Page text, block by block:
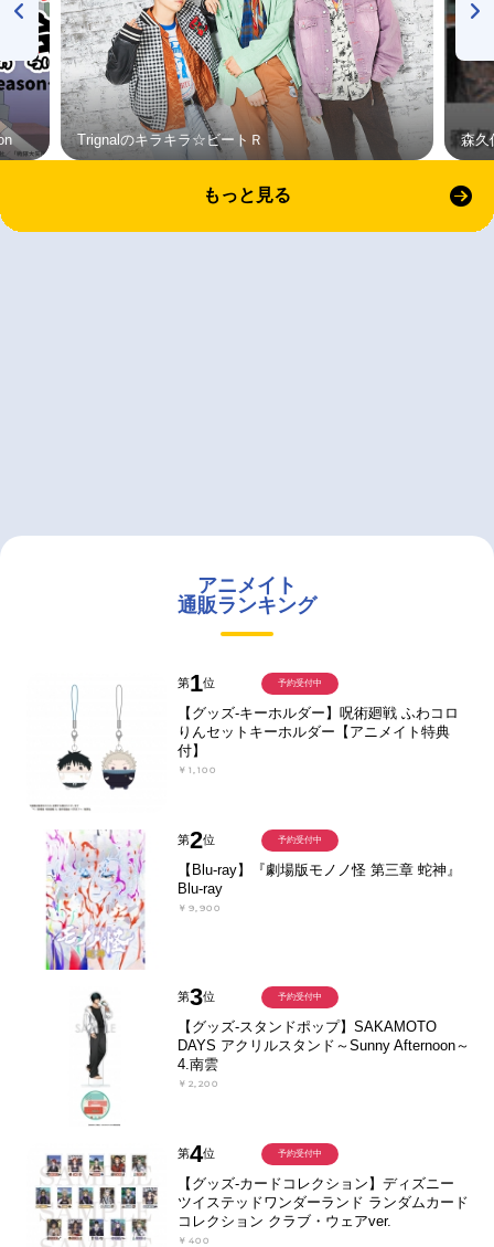
Trignalのキラキラ☆ビートＲ 森久
もっと見る
アニメイト
通販ランキング
第1位
【グッズ-キーホルダー】呪術廻戦 ふわコロ
りんセットキーホルダー【アニメイト特典
付】
￥1,100
予約受付中
第2位
【Blu-ray】『劇場版モノノ怪 第三章 蛇神』
Blu-ray
￥9,900
予約受付中
第3位
【グッズ-スタンドポップ】SAKAMOTO
DAYS アクリルスタンド～Sunny Afternoon～
4.南雲
￥2,200
予約受付中
第4位
【グッズ-カードコレクション】ディズニー
ツイステッドワンダーランド ランダムカード
コレクション クラブ・ウェアver.
￥400
予約受付中